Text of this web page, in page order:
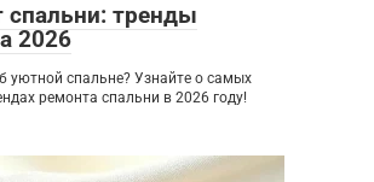
спальни: тренды
2026
уютной спальне? Узнайте о самых
ремонта спальни в 2026 году!